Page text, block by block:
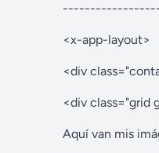
<x-app-layout>
<div
<div class="grid
Aquí van mis